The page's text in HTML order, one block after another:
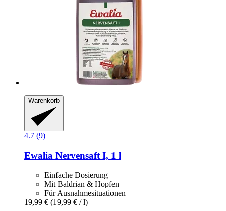
Warenkorb
4.7 (9)
Ewalia Nervensaft I, 1 l
Einfache Dosierung
Mit Baldrian & Hopfen
Für Ausnahmesituationen
19,99 € (19,99 € / l)